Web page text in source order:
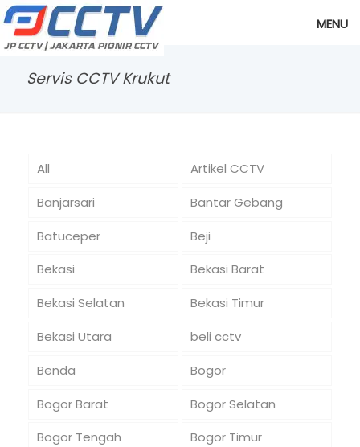
MENU
Servis CCTV Krukut
All
Artikel CCTV
Banjarsari
Bantar Gebang
Batuceper
Beji
Bekasi
Bekasi Barat
Bekasi Selatan
Bekasi Timur
Bekasi Utara
beli cctv
Benda
Bogor
Bogor Barat
Bogor Selatan
Bogor Tengah
Bogor Timur